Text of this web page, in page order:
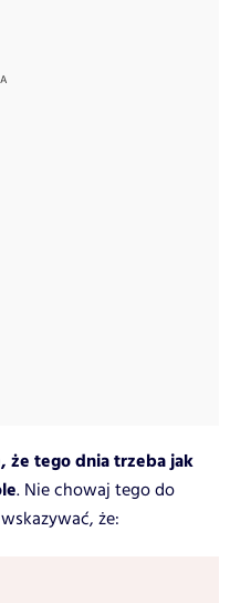
że tego dnia trzeba jak
. Nie chowaj tego do
że: